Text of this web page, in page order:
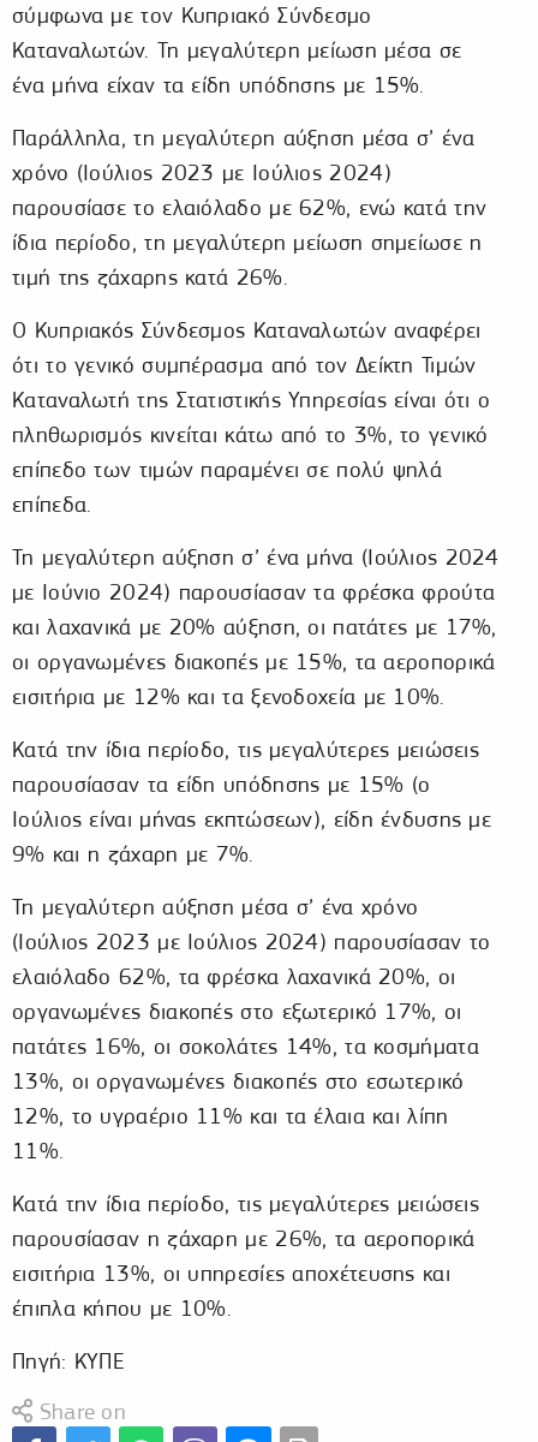
σύμφωνα με τον Κυπριακό Σύνδεσμο
Καταναλωτών. Τη μεγαλύτερη μείωση μέσα σε
ένα μήνα είχαν τα είδη υπόδησης με 15%.
Παράλληλα, τη μεγαλύτερη αύξηση μέσα σ’ ένα
χρόνο (Ιούλιος 2023 με Ιούλιος 2024)
παρουσίασε το ελαιόλαδο με 62%, ενώ κατά την
ίδια περίοδο, τη μεγαλύτερη μείωση σημείωσε η
τιμή της ζάχαρης κατά 26%.
Ο Κυπριακός Σύνδεσμος Καταναλωτών αναφέρει
ότι το γενικό συμπέρασμα από τον Δείκτη Τιμών
Καταναλωτή της Στατιστικής Υπηρεσίας είναι ότι ο
πληθωρισμός κινείται κάτω από το 3%, το γενικό
επίπεδο των τιμών παραμένει σε πολύ ψηλά
επίπεδα.
Τη μεγαλύτερη αύξηση σ’ ένα μήνα (Ιούλιος 2024
με Ιούνιο 2024) παρουσίασαν τα φρέσκα φρούτα
και λαχανικά με 20% αύξηση, οι πατάτες με 17%,
οι οργανωμένες διακοπές με 15%, τα αεροπορικά
εισιτήρια με 12% και τα ξενοδοχεία με 10%.
Κατά την ίδια περίοδο, τις μεγαλύτερες μειώσεις
παρουσίασαν τα είδη υπόδησης με 15% (ο
Ιούλιος είναι μήνας εκπτώσεων), είδη ένδυσης με
9% και η ζάχαρη με 7%.
Τη μεγαλύτερη αύξηση μέσα σ’ ένα χρόνο
(Ιούλιος 2023 με Ιούλιος 2024) παρουσίασαν το
ελαιόλαδο 62%, τα φρέσκα λαχανικά 20%, οι
οργανωμένες διακοπές στο εξωτερικό 17%, οι
πατάτες 16%, οι σοκολάτες 14%, τα κοσμήματα
13%, οι οργανωμένες διακοπές στο εσωτερικό
12%, το υγραέριο 11% και τα έλαια και λίπη
11%.
Κατά την ίδια περίοδο, τις μεγαλύτερες μειώσεις
παρουσίασαν η ζάχαρη με 26%, τα αεροπορικά
εισιτήρια 13%, οι υπηρεσίες αποχέτευσης και
έπιπλα κήπου με 10%.
Πηγή: ΚΥΠΕ
Share on